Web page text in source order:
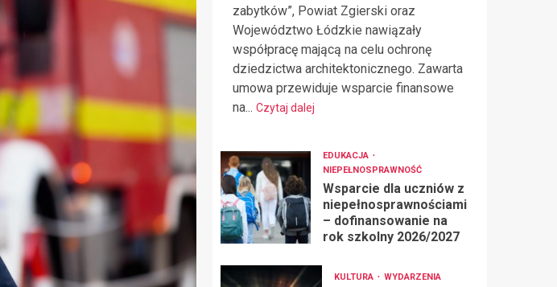
zabytków”, Powiat Zgierski oraz
Województwo Łódzkie nawiązały
współpracę mającą na celu ochronę
dziedzictwa architektonicznego. Zawarta
umowa przewiduje wsparcie finansowe
na... Czytaj dalej
EDUKACJA
NIEPEŁNOSPRAWNOŚĆ
Wsparcie dla uczniów z
niepełnosprawnościami
– dofinansowanie na
rok szkolny 2026/2027
KULTURA WYDARZENIA